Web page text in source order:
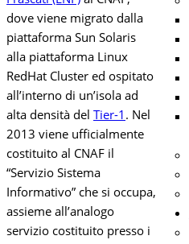
dove viene migrato dalla
piattaforma Sun Solaris
alla piattaforma Linux
RedHat Cluster ed ospitato
all’interno di un’isola ad
alta densità del Tier-1 . Nel
2013 viene ufficialmente
costituito al CNAF il
“Servizio Sistema
Informativo” che si occupa,
assieme all’analogo
servizio costituito presso i